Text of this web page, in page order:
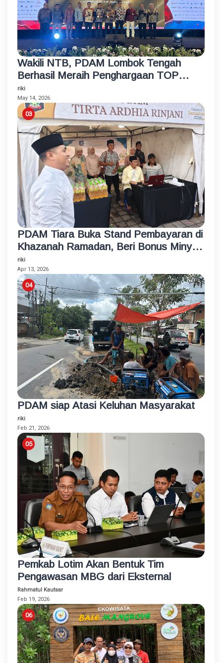
Wakili NTB, PDAM Lombok Tengah
Berhasil Meraih Penghargaan TOP
BUMD Bintang 4 Tahun 2026
riki
May 14, 2026
PDAM Tiara Buka Stand Pembayaran di
Khazanah Ramadan, Beri Bonus Minyak
Goreng
riki
Apr 13, 2026
PDAM siap Atasi Keluhan Masyarakat
riki
Feb 21, 2026
Pemkab Lotim Akan Bentuk Tim
Pengawasan MBG dari Eksternal
Rahmatul Kautsar
Feb 19, 2026